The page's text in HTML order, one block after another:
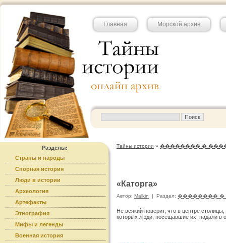
Главная Морской архив
Разделы:
Страны и народы
Спорная история
Люди в истории
Археология
Артефакты
Этнография
Мифы и легенды
Военная история
Тайны истории » �������� �
«Каторга»
Автор: Malkin | Раздел: ��������
Не всякий поверит, что в центре
которых люди, посещавшие их, падали в